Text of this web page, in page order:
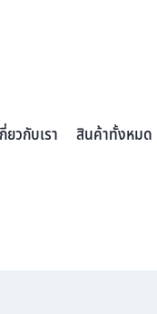
ยวกับเรา สินค้าทั้งหมด